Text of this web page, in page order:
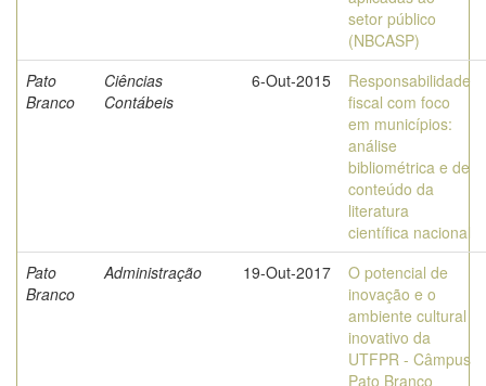
setor público
(NBCASP)
Pato
Branco
Ciências
Contábeis
6-Out-2015
Responsabilidade
fiscal com foco
em municípios:
análise
bibliométrica e de
conteúdo da
literatura
científica nacional
Pato
Branco
Administração 19-Out-2017
O potencial de
inovação e o
ambiente cultural
inovativo da
UTFPR - Câmpus
Pato Branco